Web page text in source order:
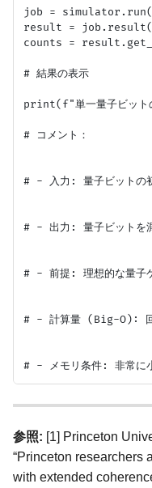
job =
result =
counts =
# 結果の表示
print(f"単一量子ビット
# コメント：
# - 入力: 量子ビット
# - 出力: 量子ビットを
# - 前提: 理想的な量子ゲ
# - 計算量 (Big-O): 回路
参照: [1] Princeton
“Princeton researchers
with extended